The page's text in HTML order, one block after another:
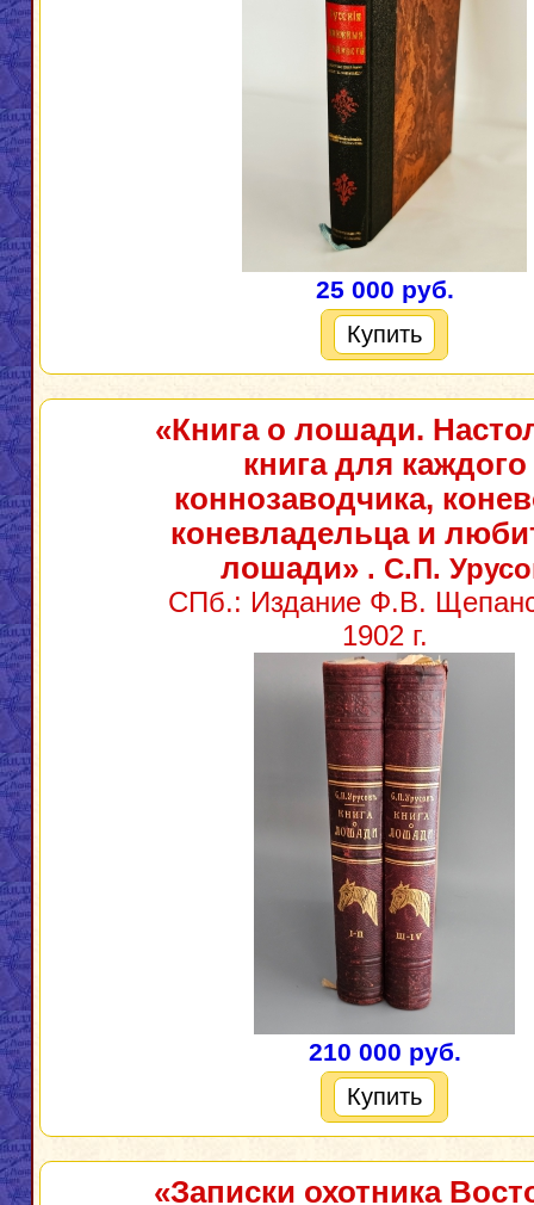
25 000 руб.
Купить
«Книга о лошади.
книга для каждого
коннозаводчика,
коневладельца и
лошади». С.П.
СПб.: Издание Ф.В.
1902 г.
210 000 руб.
Купить
«Записки охотника